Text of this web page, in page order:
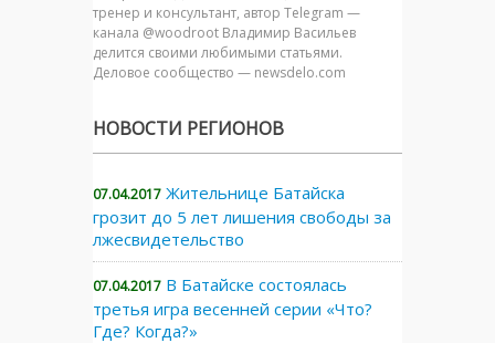
тренер и консультант, автор Telegram —
канала @woodroot Владимир Васильев
делится своими любимыми статьями.
Деловое сообщество — newsdelo.com
НОВОСТИ РЕГИОНОВ
07.04.2017 Жительнице Батайска
грозит до 5 лет лишения свободы за
лжесвидетельство
07.04.2017 В Батайске состоялась
третья игра весенней серии «Что?
Где? Когда?»